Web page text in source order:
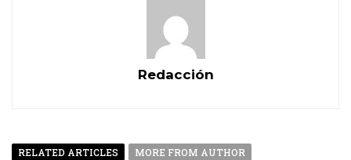
Redacción
RELATED ARTICLES
MORE FROM AUTHOR